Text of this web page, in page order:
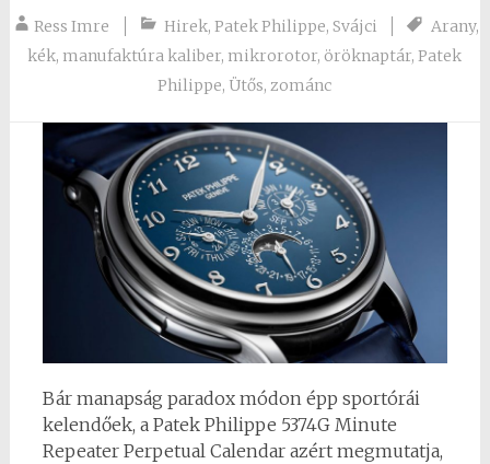
Ress Imre Hirek,Patek Philippe,Svájci Arany,
kék, manufaktúra kaliber, mikrorotor, öröknaptár,Patek
Philippe, Ütős,zománc
Bár manapság paradox módon épp sportórái
kelendőek, a Patek Philippe 5374G Minute
Repeater Perpetual Calendar azért megmutatja,